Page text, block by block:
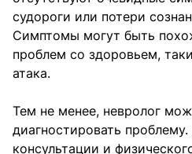
судороги или потери
Симптомы могут быть
проблем со здоровьем,
атака.
Тем не менее, невролог
диагностировать
консультации и